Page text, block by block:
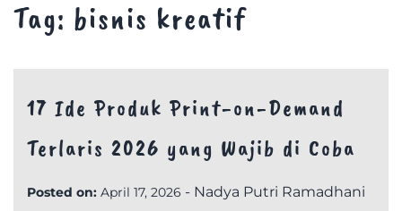
Tag: bisnis kreatif
17 Ide Produk Print-on-Demand
Terlaris 2026 yang Wajib di Coba
Posted on: April 17, 2026 - Nadya Putri Ramadhani